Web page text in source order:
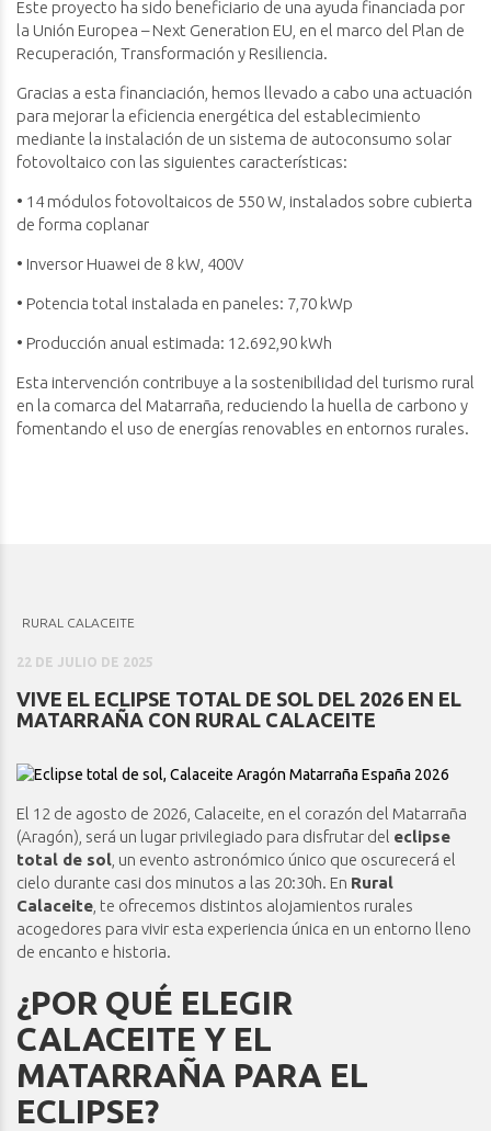
Este proyecto ha sido beneficiario de una ayuda financiada por
la Unión Europea – Next Generation EU, en el marco del Plan de
Recuperación, Transformación y Resiliencia.
Gracias a esta financiación, hemos llevado a cabo una actuación
para mejorar la eficiencia energética del establecimiento
mediante la instalación de un sistema de autoconsumo solar
fotovoltaico con las siguientes características:
• 14 módulos fotovoltaicos de 550 W, instalados sobre cubierta
de forma coplanar
• Inversor Huawei de 8 kW, 400V
• Potencia total instalada en paneles: 7,70 kWp
• Producción anual estimada: 12.692,90 kWh
Esta intervención contribuye a la sostenibilidad del turismo rural
en la comarca del Matarraña, reduciendo la huella de carbono y
fomentando el uso de energías renovables en entornos rurales.
RURAL CALACEITE
22 DE JULIO DE 2025
VIVE EL ECLIPSE TOTAL DE SOL DEL 2026 EN EL
MATARRAÑA CON RURAL CALACEITE
El 12 de agosto de 2026, Calaceite, en el corazón del Matarraña
(Aragón), será un lugar privilegiado para disfrutar del eclipse
total de sol , un evento astronómico único que oscurecerá el
cielo durante casi dos minutos a las 20:30h. En Rural
Calaceite , te ofrecemos distintos alojamientos rurales
acogedores para vivir esta experiencia única en un entorno lleno
de encanto e historia.
¿POR QUÉ ELEGIR
CALACEITE Y EL
MATARRAÑA PARA EL
ECLIPSE?